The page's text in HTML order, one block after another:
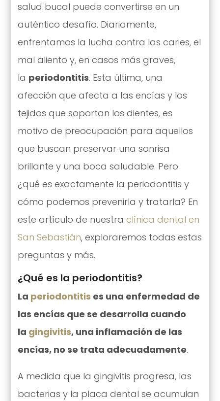
salud bucal puede convertirse en un
auténtico desafío. Diariamente,
enfrentamos la lucha contra las caries, el
mal aliento y, en casos más graves,
la periodontitis. Esta última, una
afección que afecta a las encías y los
tejidos que soportan los dientes, es
motivo de preocupación para aquellos
que buscan preservar una sonrisa
brillante y una boca saludable. Pero
¿qué es exactamente la periodontitis y
cómo podemos prevenirla y tratarla? En
este artículo de nuestra clínica dental en
San Sebastián, exploraremos todas estas
preguntas y más.
¿Qué es la periodontitis?
La periodontitis es una enfermedad de
las encías que se desarrolla cuando
la gingivitis, una inflamación de las
encías, no se trata adecuadamente.
A medida que la gingivitis progresa, las
bacterias y la placa dental se acumulan